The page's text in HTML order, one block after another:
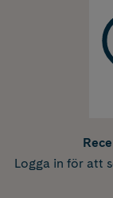
Logga in för att